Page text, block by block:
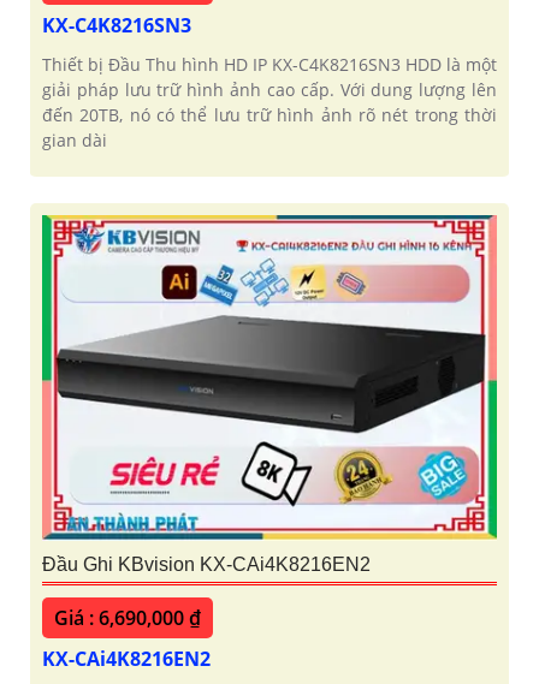
KX-C4K8216SN3
Thiết bị Đầu Thu hình HD IP KX-C4K8216SN3 HDD là một
giải pháp lưu trữ hình ảnh cao cấp. Với dung lượng lên
đến 20TB, nó có thể lưu trữ hình ảnh rõ nét trong thời
gian dài
Đầu Ghi KBvision KX-CAi4K8216EN2
Giá : 6,690,000 ₫
KX-CAi4K8216EN2